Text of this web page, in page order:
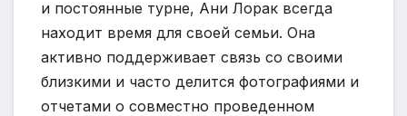
и постоянные турне, Ани Лорак всегда
находит время для своей семьи. Она
активно поддерживает связь со своими
близкими и часто делится фотографиями и
отчетами о совместно проведенном